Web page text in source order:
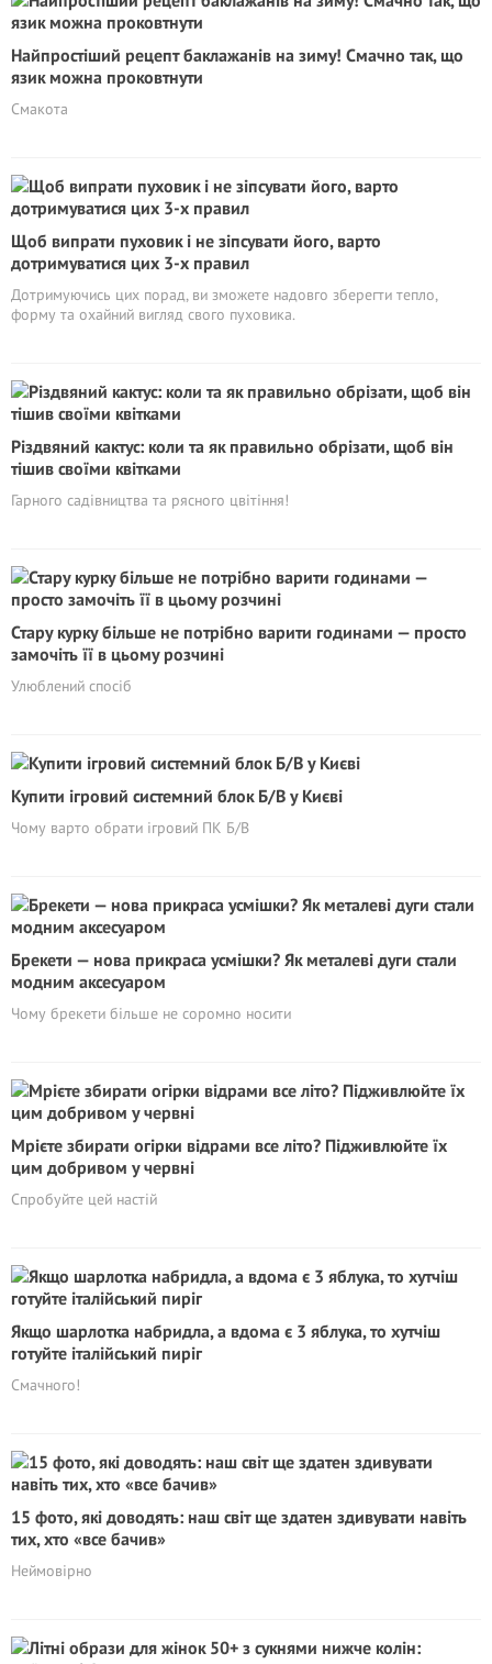
Найпростіший рецепт баклажанів на зиму! Смачно так, що
язик можна проковтнути
Смакота
Щоб випрати пуховик і не зіпсувати його, варто
дотримуватися цих 3-х правил
Дотримуючись цих порад, ви зможете надовго зберегти тепло,
форму та охайний вигляд свого пуховика.
Різдвяний кактус: коли та як правильно обрізати, щоб він
тішив своїми квітками
Гарного садівництва та рясного цвітіння!
Стару курку більше не потрібно варити годинами — просто
замочіть її в цьому розчині
Улюблений спосіб
Купити ігровий системний блок Б/В у Києві
Чому варто обрати ігровий ПК Б/В
Брекети — нова прикраса усмішки? Як металеві дуги стали
модним аксесуаром
Чому брекети більше не соромно носити
Мрієте збирати огірки відрами все літо? Підживлюйте їх
цим добривом у червні
Спробуйте цей настій
Якщо шарлотка набридла, а вдома є 3 яблука, то хутчіш
готуйте італійський пиріг
Смачного!
15 фото, які доводять: наш світ ще здатен здивувати навіть
тих, хто «все бачив»
Неймовірно